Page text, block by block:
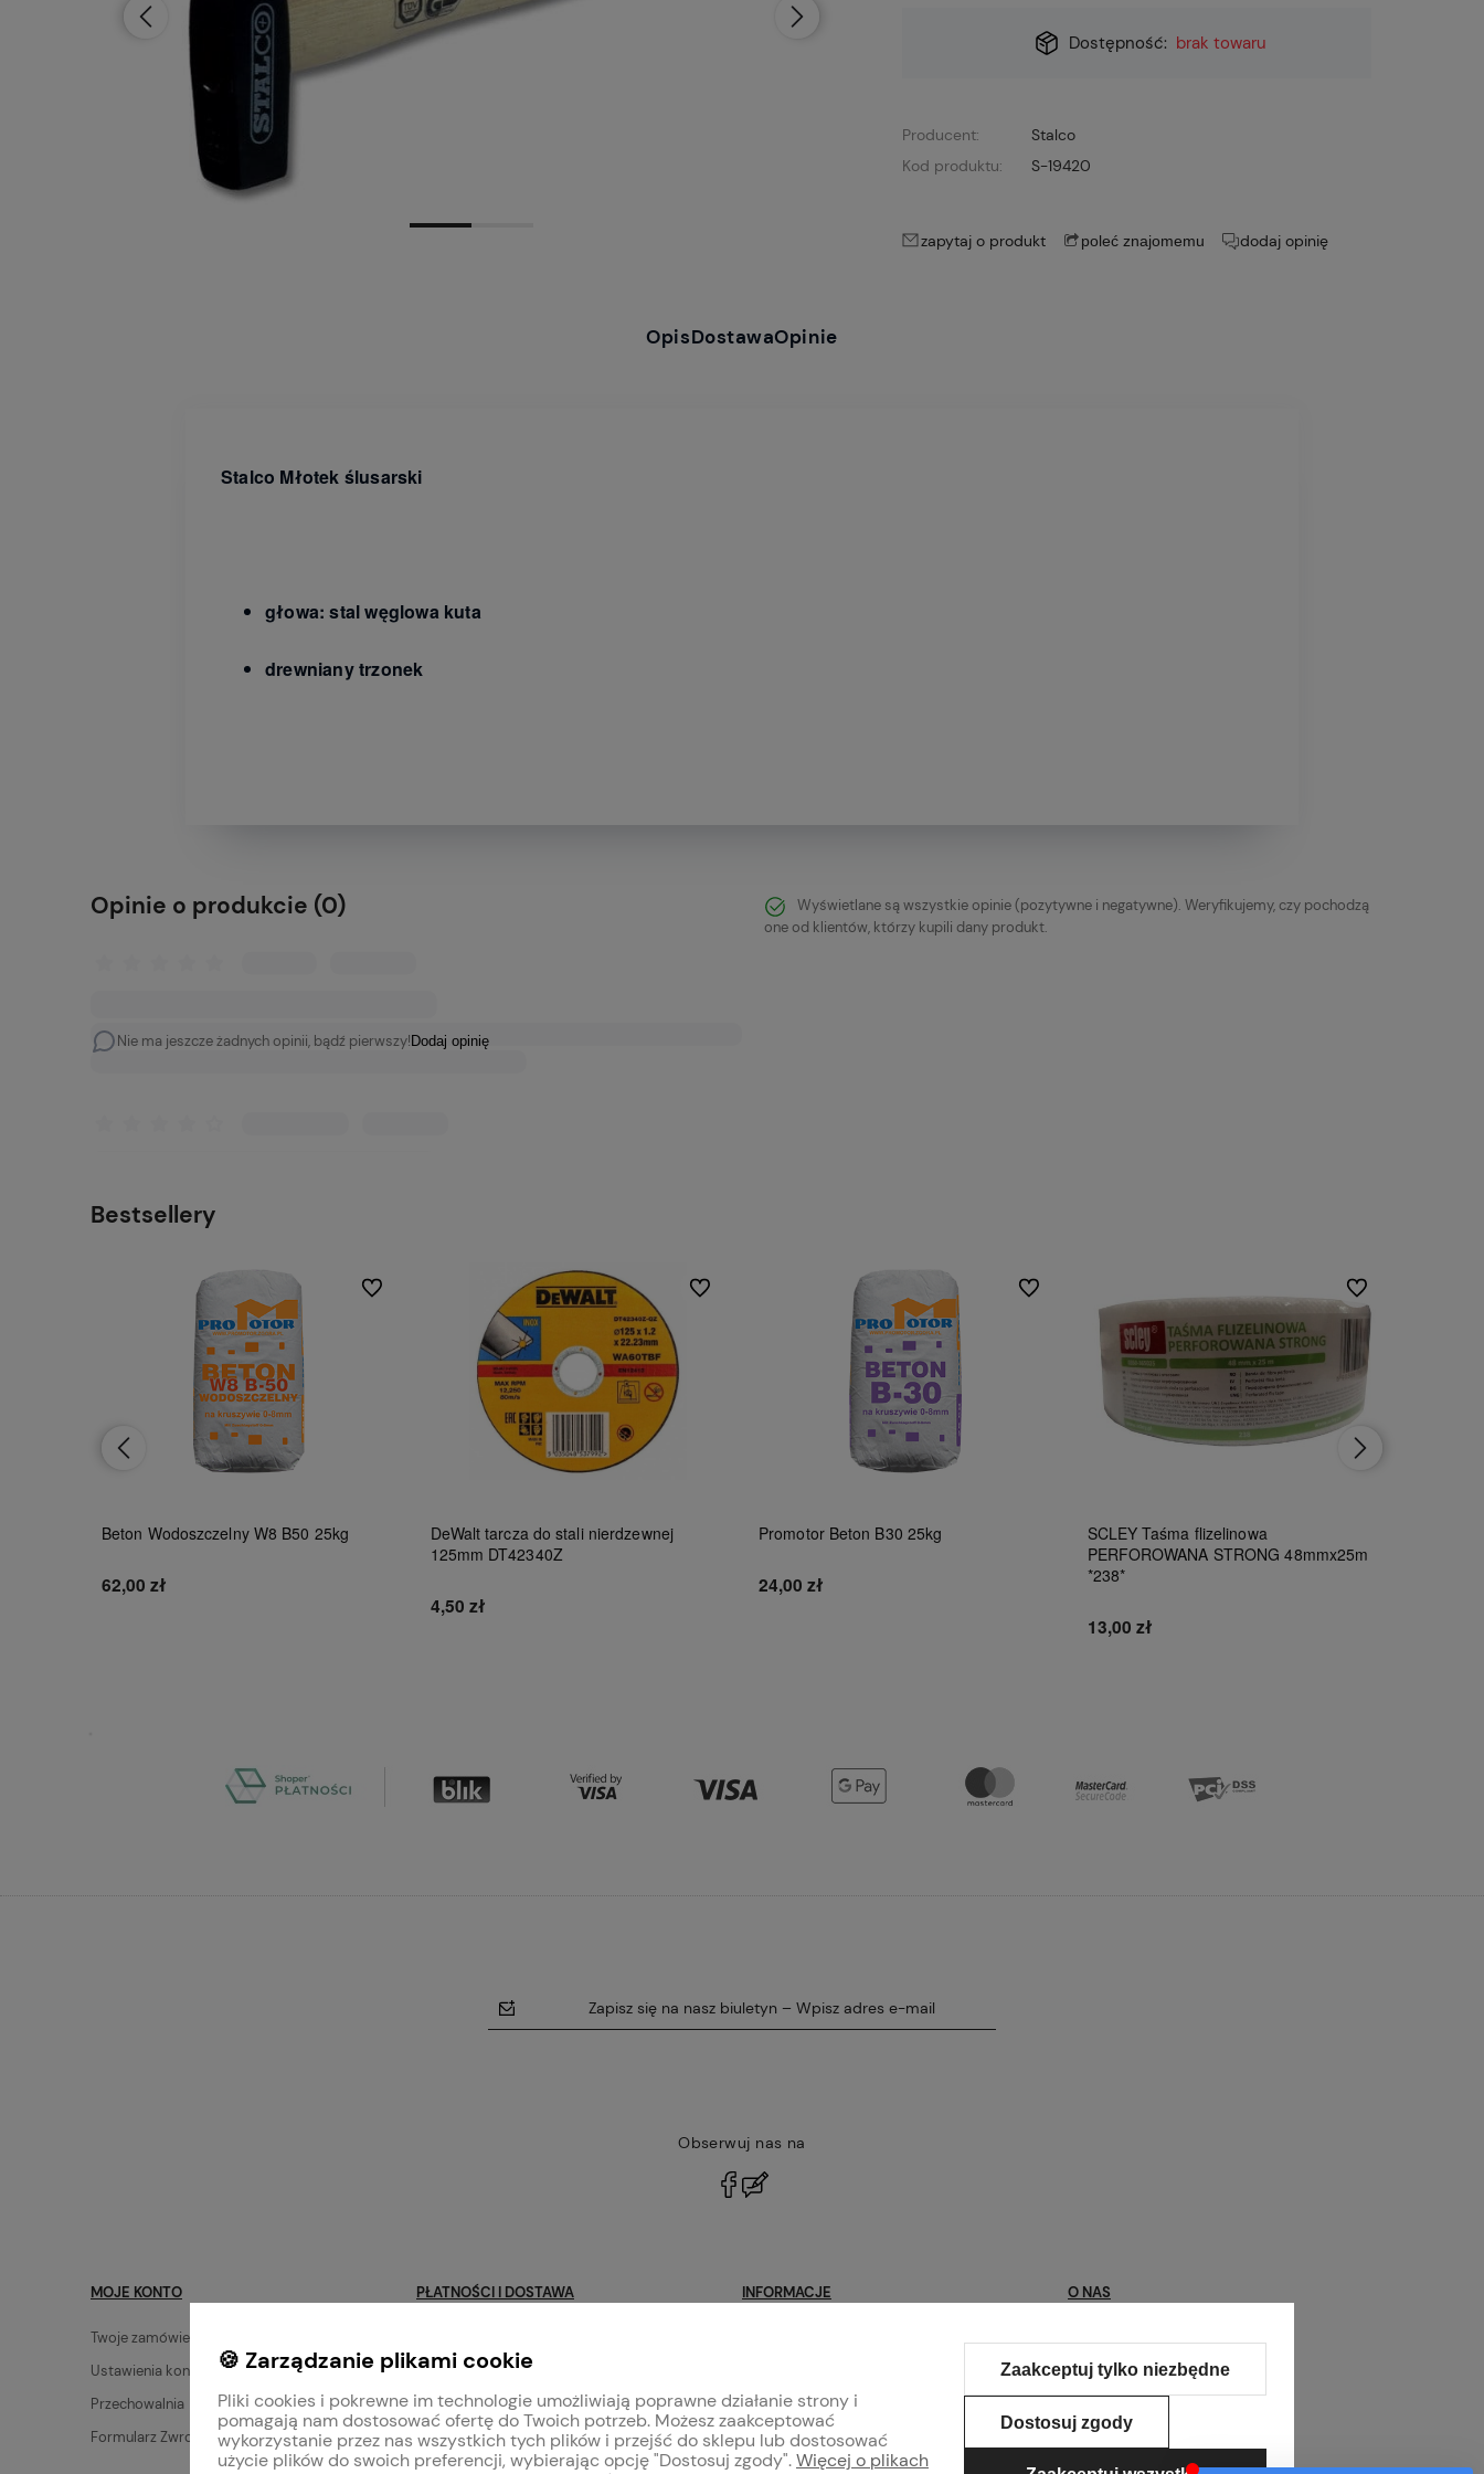
Dostępność: brak towaru Dostępność: brak towaru
Producent:
Stalco
Kod produktu:
S-19420
zapytaj o produkt poleć znajomemu dodaj opinię
OpisDostawaOpinie
Stalco Młotek ślusarski
głowa: stal węglowa kuta
drewniany trzonek
Opinie o produkcie (0)
Nie ma jeszcze żadnych opinii, bądź pierwszy! Dodaj opinię
Wyświetlane są wszystkie opinie (pozytywne i negatywne). Weryfikujemy, czy pochodzą
one od klientów, którzy kupili dany produkt.
Bestsellery
Beton Wodoszczelny W8 B50 25kg
62,00 zł
Do ulubionych
DeWalt tarcza do stali nierdzewnej
125mm DT42340Z
4,50 zł
Do ulubionych
Promotor Beton B30 25kg
24,00 zł
Do ulubionych
SCLEY Taśma flizelinowa
PERFOROWANA STRONG 48mmx25m
*238*
13,00 zł
Do ulubionych
Zapisz się na nasz biuletyn – Wpisz adres e-mail
Obserwuj nas na
MOJE KONTO
Twoje zamówienia
Ustawienia konta
Przechowalnia
Formularz Zwrotów
PŁATNOŚCI I DOSTAWA
Zwroty i reklamacje
Płatności
Mieszanie farb i tynków
INFORMACJE
Regulaminy
Polityka prywatności
O NAS
Kontakt
O nas
Pomoc
🍪 Zarządzanie plikami cookie
Pliki cookies i pokrewne im technologie umożliwiają poprawne działanie strony i
pomagają nam dostosować ofertę do Twoich potrzeb. Możesz zaakceptować
wykorzystanie przez nas wszystkich tych plików i przejść do sklepu lub dostosować
użycie plików do swoich preferencji, wybierając opcję "Dostosuj zgody".Więcej o plikach
Zaakceptuj tylko niezbędne
Dostosuj zgody